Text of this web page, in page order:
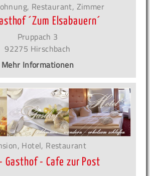
Restaurant, Zimmer
´Zum Elsabauern´
Pruppach 3
92275 Hirschbach
Mehr Informationen
Hotel, Restaurant
Gasthof - Cafe zur Post